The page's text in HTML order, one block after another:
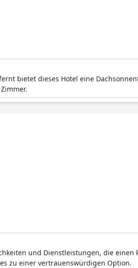
bietet dieses Hotel eine
und Dienstleistungen, die
zu einer vertrauenswürdigen Option.